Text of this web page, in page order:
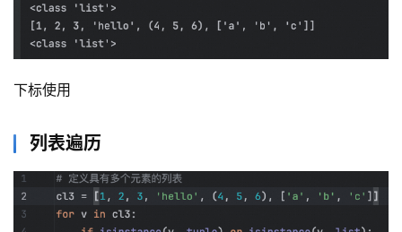
下标使用
列表遍历